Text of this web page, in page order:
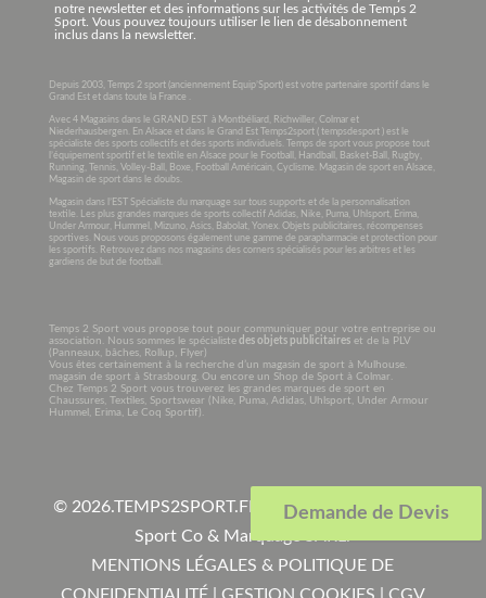
notre newsletter et des informations sur les activités de Temps 2
Sport. Vous pouvez toujours utiliser le lien de désabonnement
inclus dans la newsletter.
Depuis 2003, Temps 2 sport (anciennement Equip’Sport) est votre partenaire sportif dans le
Grand Est et dans toute la France .
Avec 4 Magasins dans le GRAND EST à Montbéliard, Richwiller, Colmar et
Niederhausbergen. En Alsace et dans le Grand Est Temps2sport ( tempsdesport ) est le
spécialiste des sports collectifs et des sports individuels. Temps de sport vous propose tout
l’équipement sportif et le textile en Alsace pour le Football, Handball, Basket-Ball, Rugby,
Running, Tennis, Volley-Ball, Boxe, Football Américain, Cyclisme. Magasin de sport en Alsace,
Magasin de sport dans le doubs.
Magasin dans l’EST Spécialiste du marquage sur tous supports et de la personnalisation
textile. Les plus grandes marques de sports collectif Adidas, Nike, Puma, Uhlsport, Erima,
Under Armour, Hummel, Mizuno, Asics, Babolat, Yonex. Objets publicitaires, récompenses
sportives. Nous vous proposons également une gamme de parapharmacie et protection pour
les sportifs. Retrouvez dans nos magasins des corners spécialisés pour les arbitres et les
gardiens de but de football.
Temps 2 Sport vous propose tout pour communiquer pour votre entreprise ou
association. Nous sommes le spécialistedes objets publicitaireset de la PLV
(Panneaux, bâches, Rollup, Flyer)
Vous êtes certainement à la recherche d’un magasin de sport à Mulhouse.
magasin de sport à Strasbourg. Ou encore un Shop de Sport à Colmar.
Chez Temps 2 Sport vous trouverez les grandes marques de sport en
Chaussures, Textiles, Sportswear (Nike, Puma, Adidas, Uhlsport, Under Armour
Hummel, Erima, Le Coq Sportif).
Demande de Devis
© 2026.TEMPS2SPORT.FR. Tous droits réservés à
Sport Co & Marquage SARL
MENTIONS LÉGALES & POLITIQUE DE
CONFIDENTIALITÉ| GESTION COOKIES CGV